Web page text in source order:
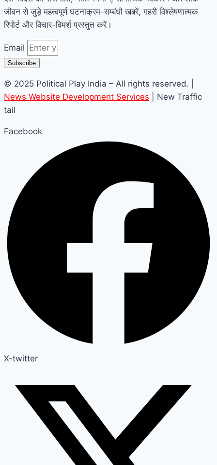
जीवन से जुड़े महत्वपूर्ण घटनाक्रम-सम्बंधी खबरें, गहरी विश्लेषणात्मक
रिपोर्ट और विचार-विमर्श प्रस्तुत करें।
Email
Subscribe
© 2025 Political Play India – All rights reserved. |
News Website Development Services | New Traffic
tail
Facebook
X-twitter